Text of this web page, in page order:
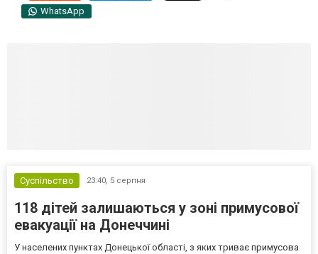
WhatsApp
Суспільство 23:40, 5 серпня
118 дітей залишаються у зоні примусової
евакуації на Донеччині
У населених пунктах Донецької області, з яких триває примусова